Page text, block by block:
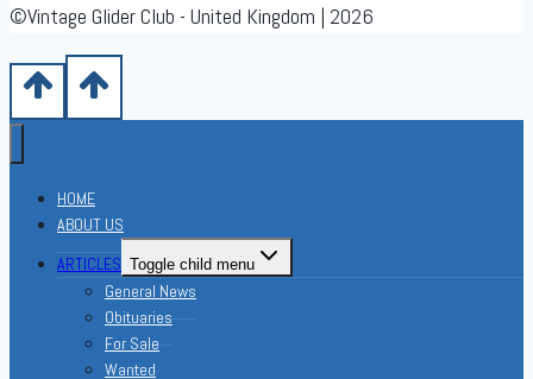
©Vintage Glider Club - United Kingdom | 2026
HOME
ABOUT US
ARTICLES Toggle child menu
General News
Obituaries
For Sale
Wanted